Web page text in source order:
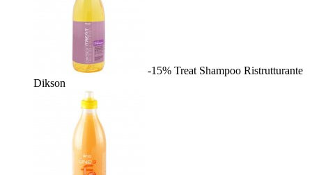
-15% Treat Shampoo Ristrutturante
Dikson